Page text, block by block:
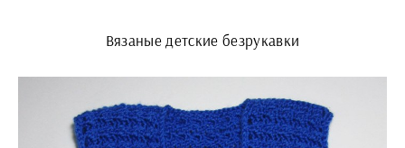
Вязаные детские безрукавки